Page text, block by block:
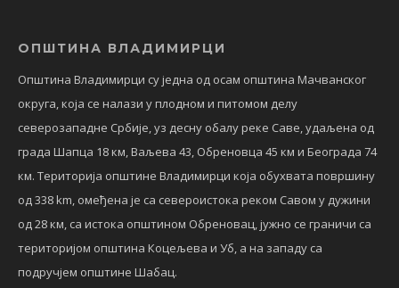
ОПШТИНА ВЛАДИМИРЦИ
Општина Владимирци су једна од осам општина Мачванског
округа, која се налази у плодном и питомом делу
северозападне Србије, уз десну обалу реке Саве, удаљена од
града Шапца 18 км, Ваљева 43, Обреновца 45 км и Београда 74
км. Територија општине Владимирци која обухвата површину
од 338 km, омеђена је са североистока реком Савом у дужини
од 28 км, са истока општином Обреновац, јужно се граничи са
територијом општина Коцељева и Уб, а на западу са
подручјем општине Шабац.